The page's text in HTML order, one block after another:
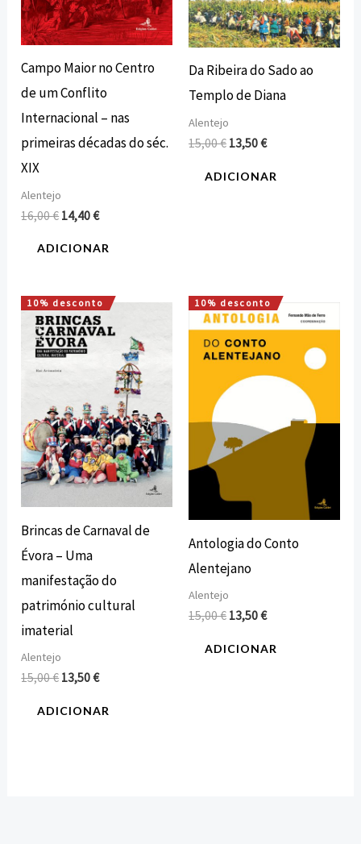
Campo Maior no Centro
de um Conflito
Internacional – nas
primeiras décadas do séc.
XIX
Alentejo
16,00€ 14,40€
ADICIONAR
Da Ribeira do Sado ao
Templo de Diana
Alentejo
15,00€ 13,50€
ADICIONAR
10% desconto
Brincas de Carnaval de
Évora – Uma
manifestação do
património cultural
imaterial
Alentejo
15,00€
O
preço
original
era:
15,00 €.
13,50€
O
preço
atual
13,50 €.
ADICIONAR
10% desconto
Antologia do Conto
Alentejano
Alentejo
15,00€
O
preço
original
era:
13,50€
O
preço
atual
é:
13,50 €.
ADICIONAR